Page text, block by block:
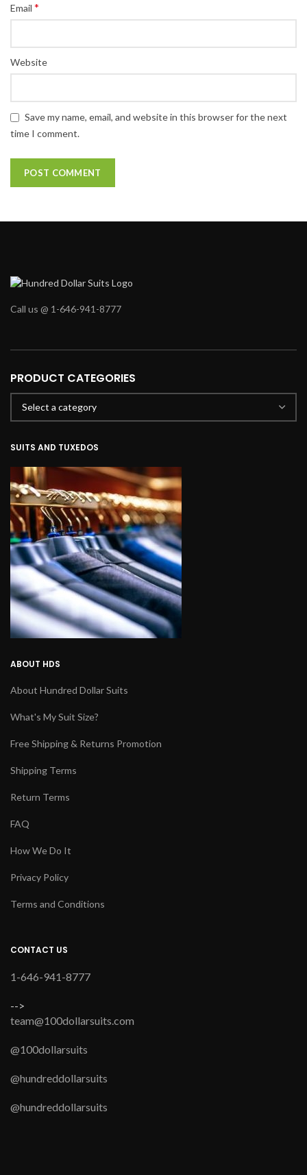
Email *
Website
Save my name, email, and website in this browser for the next
time I comment.
Call us @ 1-646-941-8777
PRODUCT CATEGORIES
SUITS AND TUXEDOS
ABOUT HDS
About Hundred Dollar Suits
What's My Suit Size?
Free Shipping & Returns Promotion
Shipping Terms
Return Terms
FAQ
How We Do It
Privacy Policy
Terms and Conditions
CONTACT US
1-646-941-8777
-->
team@100dollarsuits.com
@100dollarsuits
@hundreddollarsuits
@hundreddollarsuits